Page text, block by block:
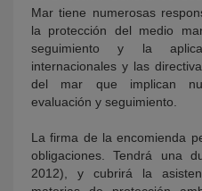
Mar tiene numerosas
la protección del medio
seguimiento y la
internacionales y las
del mar que implican
evaluación y seguimiento.
La firma de la encomienda
obligaciones. Tendrá una
2012), y cubrirá la